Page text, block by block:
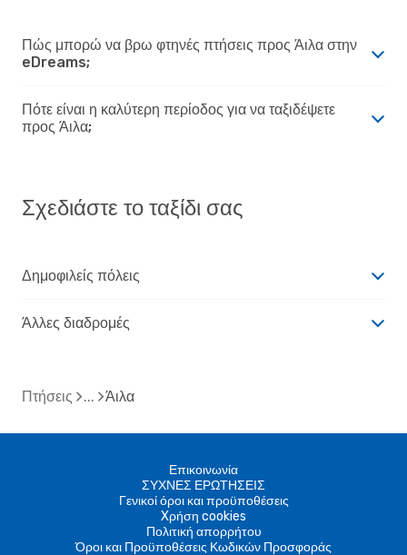
Πώς μπορώ να βρω φτηνές πτήσεις προς Άιλα στην
eDreams;
Πότε είναι η καλύτερη περίοδος για να ταξιδέψετε
προς Άιλα;
Σχεδιάστε το ταξίδι σας
Δημοφιλείς πόλεις
Άλλες διαδρομές
Πτήσεις Άιλα
Επικοινωνία
ΣΥΧΝΕΣ ΕΡΩΤΗΣΕΙΣ
Γενικοί όροι και προϋποθέσεις
Xρήση cookies
Πολιτική απορρήτου
Όροι και Προϋποθέσεις Κωδικών Προσφοράς